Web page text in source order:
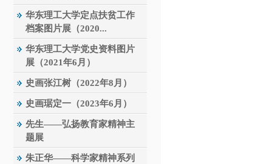
华东理工大学定点扶贫工作
档案图片展（2020...
华东理工大学党史资料图片
展（2021年6月）
史画张江树（2022年8月）
史画琚定一（2023年6月）
先生——弘扬教育家精神主
题展
朱正华——科学家精神系列